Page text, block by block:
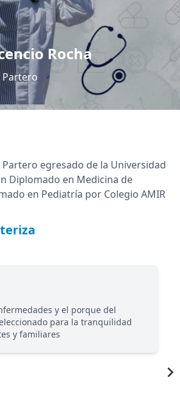
Rocha
Partero
egresado de la Universidad
Diplomado en Medicina de
en Pediatría por Colegio AMIR
y el porque del
para la tranquilidad
y familiares